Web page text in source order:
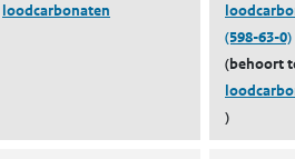
loodcarbonaten
(598-63-0)
(behoort
)